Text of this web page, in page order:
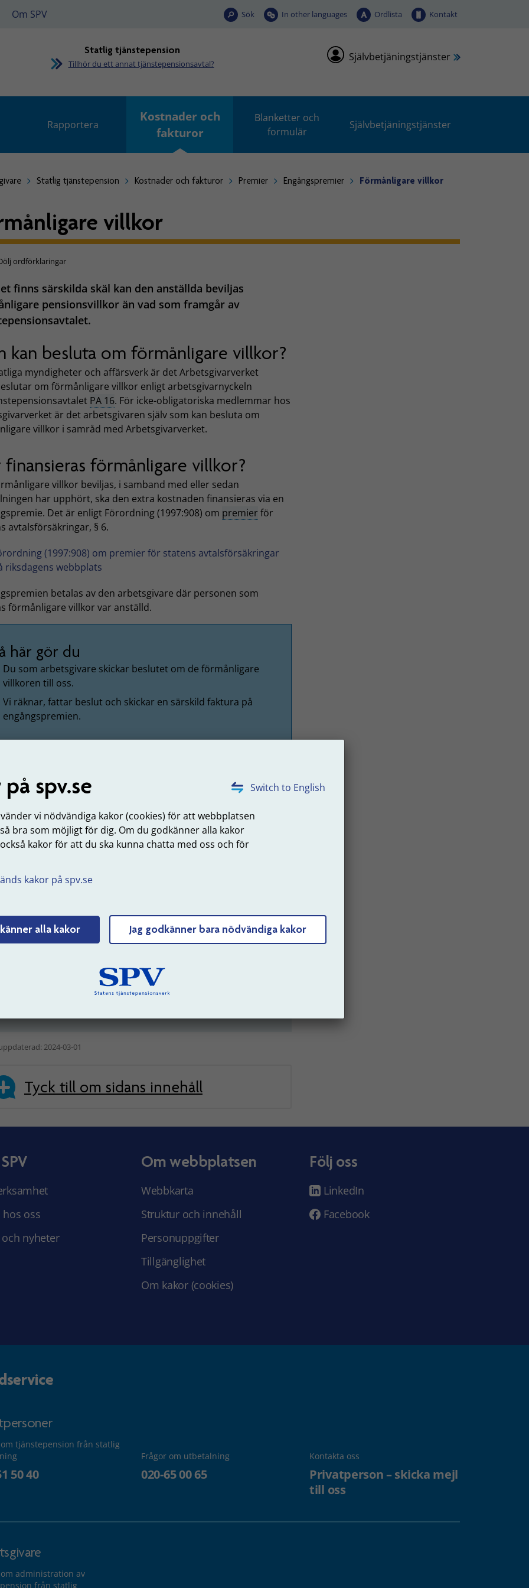
Switch to English
spv.se
vi nödvändiga kakor (cookies) för att webbplatsen
bra som möjligt för dig. Om du godkänner alla kakor
kakor för att du ska kunna chatta med oss och för
kakor på spv.se
alla kakor Jag godkänner bara nödvändiga kakor
Om SPV Sök In other languages Ordlista Kontakt
Statlig tjänstepension
Tillhör du ett annat tjänstepensionsavtal?
Självbetjäningstjänster
Rapportera
Kostnader och
fakturor
Blanketter och
formulär
Självbetjäningstjänster
Statlig tjänstepension Kostnader och fakturor Premier Engångspremier Förmånligare villkor
villkor
ordförklaringar
finns särskilda skäl kan den anställda beviljas
pensionsvillkor än vad som framgår av
kan besluta om förmånligare villkor?
myndigheter och affärsverk är det Arbetsgivarverket
om förmånligare villkor enligt arbetsgivarnyckeln
PA 16. För icke-obligatoriska medlemmar hos
är det arbetsgivaren själv som kan besluta om
villkor i samråd med Arbetsgivarverket.
finansieras förmånligare villkor?
villkor beviljas, i samband med eller sedan
har upphört, ska den extra kostnaden finansieras via en
Det är enligt Förordning (1997:908) om premier för
avtalsförsäkringar, § 6.
(1997:908) om premier för statens avtalsförsäkringar
riksdagens webbplats
betalas av den arbetsgivare där personen som
förmånligare villkor var anställd.
här gör du
Du som arbetsgivare skickar beslutet om de förmånligare
villkoren till oss.
Vi räknar, fattar beslut och skickar en särskild faktura på
engångspremien.
Engångspremien beräknas utifrån differensen mellan den
som följer av beslutet om förmånligare villkor och den
här räknar vi ut engångspremien
pensionsnivå minus intjänad pensionsnivå
1 § Avdelning 2
myndigheter tillkommer löneskatt på 24,26 % vid
av engångspremien. Arbetsgivare som inte är
myndigheter ansvarar själva för att betala särskild
2024-03-01
Tyck till om sidans innehåll
hos oss
och nyheter
Om webbplatsen
Webbkarta
Struktur och innehåll
Personuppgifter
Tillgänglighet
Om kakor (cookies)
Följ oss
LinkedIn
Facebook
om tjänstepension från statlig
50 40
Frågor om utbetalning
020-65 00 65
Kontakta oss
Privatperson – skicka mejl
till oss
administration av
från statlig